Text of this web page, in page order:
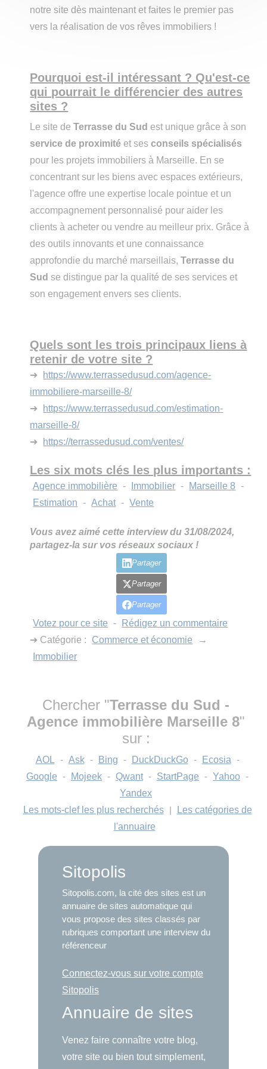
notre site dès maintenant et faites le premier pas
vers la réalisation de vos rêves immobiliers !
Pourquoi est-il intéressant ? Qu'est-ce
qui pourrait le différencier des autres
sites ?
Le site deTerrasse du Sud est unique grâce à son
service de proximité et sesconseils spécialisés
pour les projets immobiliers à Marseille. En se
concentrant sur les biens avec espaces extérieurs,
l'agence offre une expertise locale pointue et un
accompagnement personnalisé pour aider les
clients à acheter ou vendre au meilleur prix. Grâce à
des outils innovants et une connaissance
approfondie du marché marseillais,Terrasse du
Sud se distingue par la qualité de ses services et
son engagement envers ses clients.
Quels sont les trois principaux liens à
retenir de votre site ?
➔
https://www.terrassedusud.com/agence-
immobiliere-marseille-8/
➔
https://www.terrassedusud.com/estimation-
marseille-8/
➔
https://terrassedusud.com/ventes/
Les six mots clés les plus importants :
Agence immobilière - Immobilier - Marseille 8 -
Estimation - Achat - Vente
Vous avez aimé cette interview du 31/08/2024,
partagez-la sur vos réseaux sociaux !
Partager
Partager
Partager
Votez pour ce site -
Rédigez un commentaire
➔ Catégorie :
Commerce et économie
→
Immobilier
Chercher "Terrasse du Sud -
Agence immobilière Marseille 8"
sur :
AOL - Ask - Bing - DuckDuckGo - Ecosia -
Google - Mojeek - Qwant - StartPage - Yahoo -
Yandex
Les mots-clef les plus recherchés
|
Les catégories de
l'annuaire
Sitopolis
Sitopolis.com, la cité des sites est un
annuaire de sites automatique qui
vous propose des sites classés par
rubriques comportant une interview du
référenceur
Connectez-vous sur votre compte
Sitopolis
Annuaire de sites
Venez faire connaître votre blog,
votre site ou bien tout simplement,